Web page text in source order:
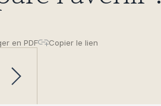
en PDF Copier le lien